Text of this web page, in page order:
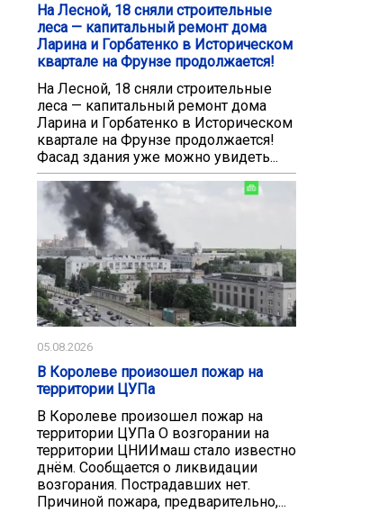
На Лесной, 18 сняли строительные
леса — капитальный ремонт дома
Ларина и Горбатенко в Историческом
квартале на Фрунзе продолжается!
На Лесной, 18 сняли строительные
леса — капитальный ремонт дома
Ларина и Горбатенко в Историческом
квартале на Фрунзе продолжается!
Фасад здания уже можно увидеть...
05.08.2026
В Королеве произошел пожар на
территории ЦУПа
В Королеве произошел пожар на
территории ЦУПа О возгорании на
территории ЦНИИмаш стало известно
днём. Сообщается о ликвидации
возгорания. Пострадавших нет.
Причиной пожара, предварительно,...